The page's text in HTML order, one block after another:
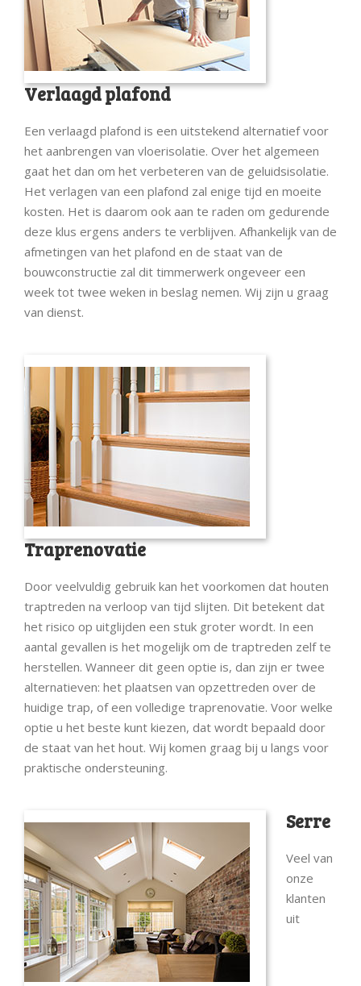
Verlaagd plafond
Een verlaagd plafond is een uitstekend alternatief voor
het aanbrengen van vloerisolatie. Over het algemeen
gaat het dan om het verbeteren van de geluidsisolatie.
Het verlagen van een plafond zal enige tijd en moeite
kosten. Het is daarom ook aan te raden om gedurende
deze klus ergens anders te verblijven. Afhankelijk van de
afmetingen van het plafond en de staat van de
bouwconstructie zal dit timmerwerk ongeveer een
week tot twee weken in beslag nemen. Wij zijn u graag
van dienst.
Traprenovatie
Door veelvuldig gebruik kan het voorkomen dat houten
traptreden na verloop van tijd slijten. Dit betekent dat
het risico op uitglijden een stuk groter wordt. In een
aantal gevallen is het mogelijk om de traptreden zelf te
herstellen. Wanneer dit geen optie is, dan zijn er twee
alternatieven: het plaatsen van opzettreden over de
huidige trap, of een volledige traprenovatie. Voor welke
optie u het beste kunt kiezen, dat wordt bepaald door
de staat van het hout. Wij komen graag bij u langs voor
praktische ondersteuning.
Serre
Veel van
onze
klanten
uit